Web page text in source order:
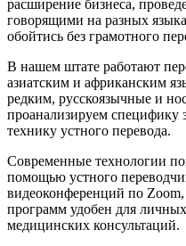
расширение бизнеса,
говорящими на разных
обойтись без грамотного
В нашем штате работают
азиатским и африканским
редким, русскоязычные и
проанализируем
технику устного перевода.
Современные технологии
помощью устного
видеоконференций по
программ удобен для
медицинских консультаций.